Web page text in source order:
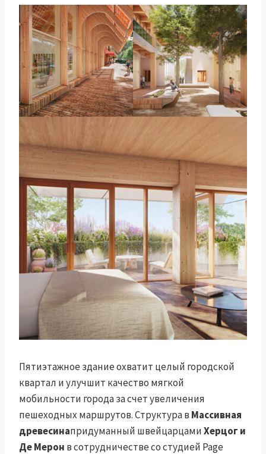
Пятиэтажное здание охватит целый городской
квартал и улучшит качество мягкой
мобильности города за счет увеличения
пешеходных маршрутов. Структура в Массивная
древесинапридуманный швейцарцамиХерцог и
Де Мерон в сотрудничестве со студией Page